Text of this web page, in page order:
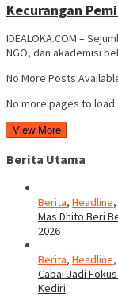
Kecurangan
IDEALOKA.COM –
NGO, dan akademisi
No More Posts
No more pages to load.
View More
Berita Utama
Berita, Headline,
Mas Dhito Beri
2026
Berita, Headline,
Cabai Jadi
Kediri